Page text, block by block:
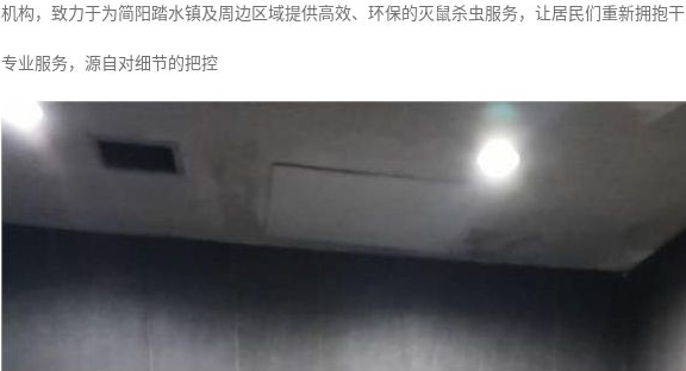
机构，致力于为简阳踏水镇及周边区域提供高效、环保的灭鼠杀虫服务，让居民们重新拥抱干
专业服务，源自对细节的把控